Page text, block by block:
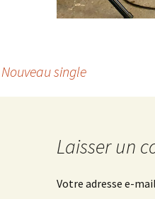
single
Laisser un
Votre adresse e-